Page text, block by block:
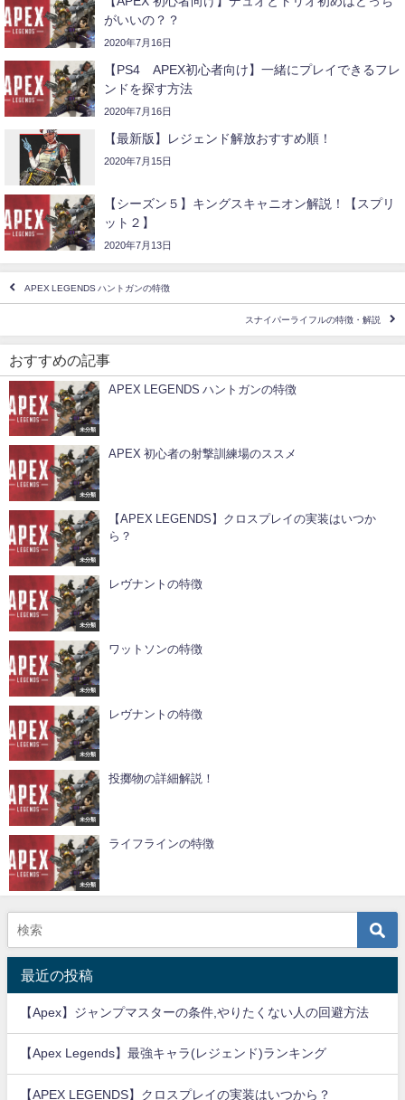
がいいの？？
2020年7月16日
【PS4 APEX初心者向け】一緒にプレイできるフレ
ンドを探す方法
2020年7月16日
【最新版】レジェンド解放おすすめ順！
2020年7月15日
【シーズン５】キングスキャニオン解説！【スプリ
ット２】
2020年7月13日
APEX LEGENDS ハントガンの特徴
スナイパーライフルの特徴・解説
おすすめの記事
未分類
APEX LEGENDS ハントガンの特徴
未分類
APEX 初心者の射撃訓練場のススメ
未分類
【APEX LEGENDS】クロスプレイの実装はいつか
ら？
未分類
レヴナントの特徴
未分類
ワットソンの特徴
未分類
レヴナントの特徴
未分類
投擲物の詳細解説！
未分類
ライフラインの特徴
最近の投稿
【Apex】ジャンプマスターの条件,やりたくない人の回避方法
【Apex Legends】最強キャラ(レジェンド)ランキング
【APEX LEGENDS】クロスプレイの実装はいつから？